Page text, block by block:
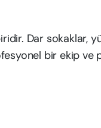
Dar sokaklar,
bir ekip ve